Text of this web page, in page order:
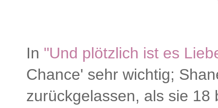
In "Und plötzlich ist es
Chance' sehr wichtig;
zurückgelassen, als sie